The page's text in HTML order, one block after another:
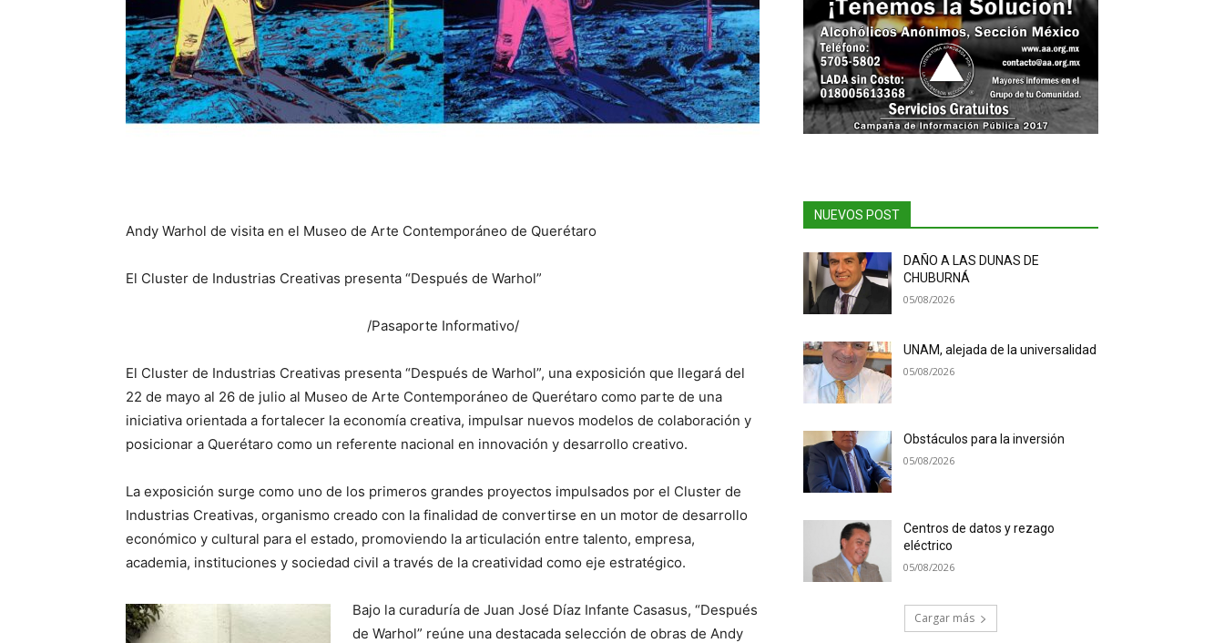
Andy Warhol de visita en el Museo de Arte Contemporáneo de Querétaro
El Cluster de Industrias Creativas presenta “Después de Warhol”
/Pasaporte Informativo/
El Cluster de Industrias Creativas presenta “Después de Warhol”, una exposición que llegará del
22 de mayo al 26 de julio al Museo de Arte Contemporáneo de Querétaro como parte de una
iniciativa orientada a fortalecer la economía creativa, impulsar nuevos modelos de colaboración y
posicionar a Querétaro como un referente nacional en innovación y desarrollo creativo.
La exposición surge como uno de los primeros grandes proyectos impulsados por el Cluster de
Industrias Creativas, organismo creado con la finalidad de convertirse en un motor de desarrollo
económico y cultural para el estado, promoviendo la articulación entre talento, empresa,
academia, instituciones y sociedad civil a través de la creatividad como eje estratégico.
Bajo la curaduría de Juan José Díaz Infante Casasus, “Después
de Warhol” reúne una destacada selección de obras de Andy
NUEVOS POST
DAÑO A LAS DUNAS DE
CHUBURNÁ
05/08/2026
UNAM, alejada de la universalidad
05/08/2026
Obstáculos para la inversión
05/08/2026
Centros de datos y rezago
eléctrico
05/08/2026
Cargar más